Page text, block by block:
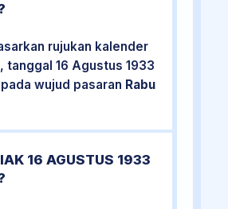
rujukan kalender
tanggal 16 Agustus 1933
wujud pasaran Rabu
16 AGUSTUS 1933